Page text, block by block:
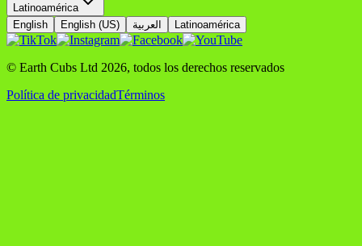
Latinoamérica
English
English (US) العربية Latinoamérica
© Earth Cubs Ltd 2026, todos los derechos reservados
Política de privacidadTérminos